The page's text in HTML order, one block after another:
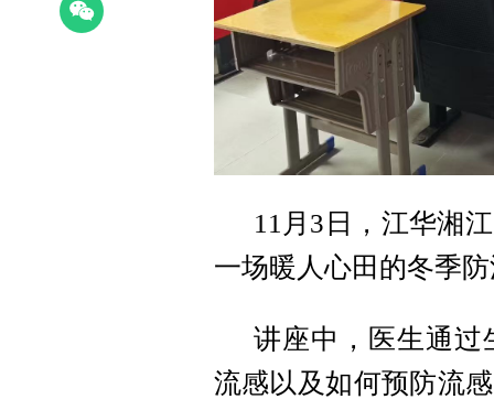
11月3日，江华湘
一场暖人心田的冬季
讲座中，医生通过
流感以及如何预防流